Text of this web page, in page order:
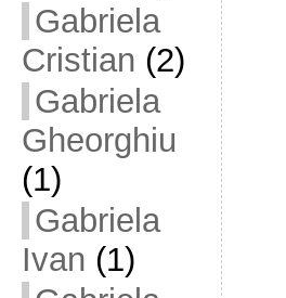
Gabriela
Cristian (2)
Gabriela
Gheorghiu
(1)
Gabriela
Ivan (1)